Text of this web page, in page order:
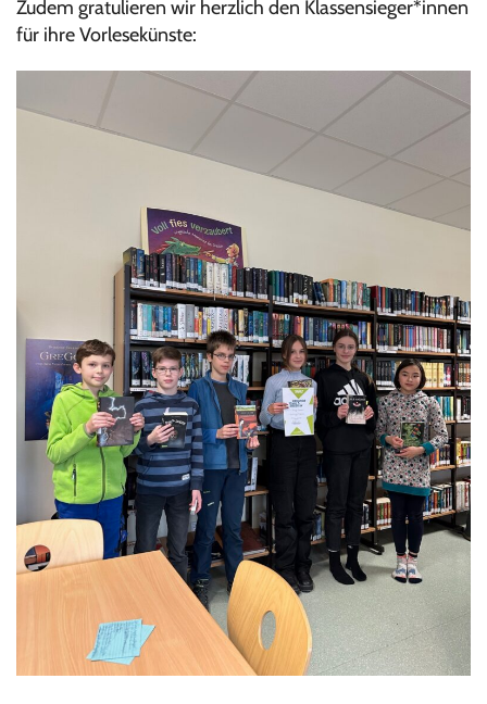
Zudem gratulieren wir herzlich den Klassensieger*innen
für ihre Vorlesekünste: